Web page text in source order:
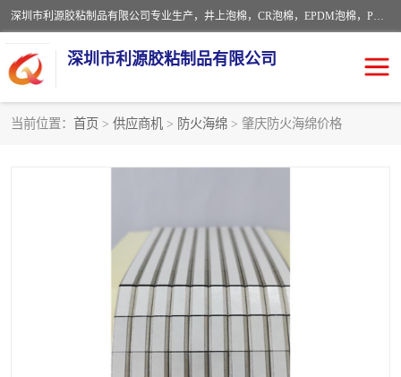
深圳市利源胶粘制品有限公司专业生产，井上泡棉，CR泡棉，EPDM泡棉，PORON泡棉厚度剖切，公差正负0.1mm，硅胶条，脚垫，异形一次成型，雕刻EVA海绵；包装材料:精密仪器、医疗器具、运输时缓冲、防震材料。建筑:住房装潢材料、房屋门窗密封；轻便、强韧性：轻便并且具有较强的韧性，良好的耐油性与耐溶剂性。隔热性：导热性低具有优越的保温性，具有的回弹性。
深圳市利源胶粘制品有限公司
当前位置： 首页 > 供应商机 > 防火海绵 > 肇庆防火海绵价格
EVA珍珠棉异形 硅胶脚垫